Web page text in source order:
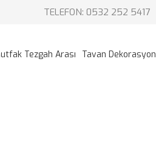
TELEFON: 0532 252 5417
Tezgah Arası Tavan Dekorasyon